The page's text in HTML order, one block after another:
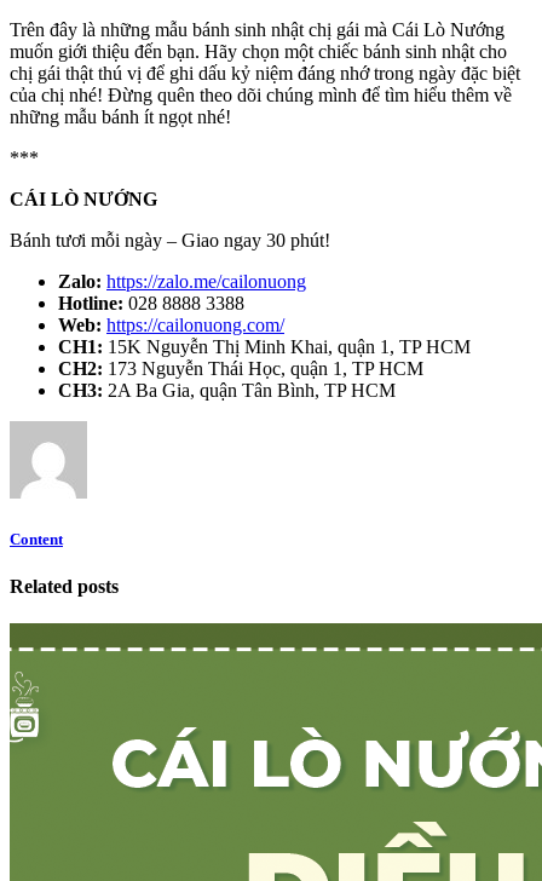
Trên đây là những mẫu bánh sinh nhật chị gái mà Cái Lò Nướng
muốn giới thiệu đến bạn. Hãy chọn một chiếc bánh sinh nhật cho
chị gái thật thú vị để ghi dấu kỷ niệm đáng nhớ trong ngày đặc biệt
của chị nhé! Đừng quên theo dõi chúng mình để tìm hiểu thêm về
những mẫu bánh ít ngọt nhé!
***
CÁI LÒ NƯỚNG
Bánh tươi mỗi ngày – Giao ngay 30 phút!
Zalo: https://zalo.me/cailonuong
Hotline: 028 8888 3388
Web: https://cailonuong.com/
CH1: 15K Nguyễn Thị Minh Khai, quận 1, TP HCM
CH2: 173 Nguyễn Thái Học, quận 1, TP HCM
CH3: 2A Ba Gia, quận Tân Bình, TP HCM
Content
Related posts